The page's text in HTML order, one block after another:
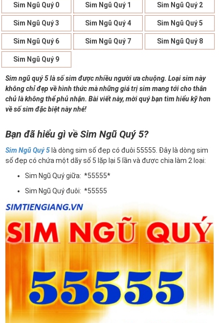
Sim Ngũ Quý 0 Sim Ngũ Quý 1 Sim Ngũ Quý 2
Sim Ngũ Quý 3 Sim Ngũ Quý 4 Sim Ngũ Quý 5
Sim Ngũ Quý 6 Sim Ngũ Quý 7 Sim Ngũ Quý 8
Sim Ngũ Quý 9
Sim ngũ quý 5 là số sim được nhiều người ưa chuộng. Loại sim này
không chỉ đẹp về hình thức mà những giá trị sim mang tới cho thân
chủ là không thể phủ nhận. Bài viết này, mời quý bạn tìm hiểu kỹ hơn
về số sim đặc biệt này nhé!
Bạn đã hiểu gì về Sim Ngũ Quý 5?
Sim Ngũ Quý 5 là dòng sim số đẹp có đuôi 55555. Đây là dòng sim
số đẹp có chứa một dãy số 5 lặp lại 5 lần và được chia làm 2 loại:
Sim Ngũ Quý giữa: *55555*
Sim Ngũ Quý đuôi: *55555